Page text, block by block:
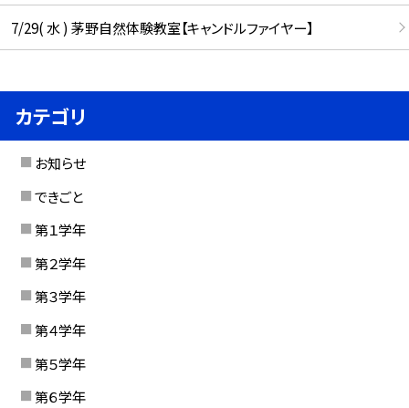
7/29( 水 ) 茅野自然体験教室【キャンドルファイヤー】
カテゴリ
お知らせ
できごと
第１学年
第２学年
第３学年
第４学年
第５学年
第６学年